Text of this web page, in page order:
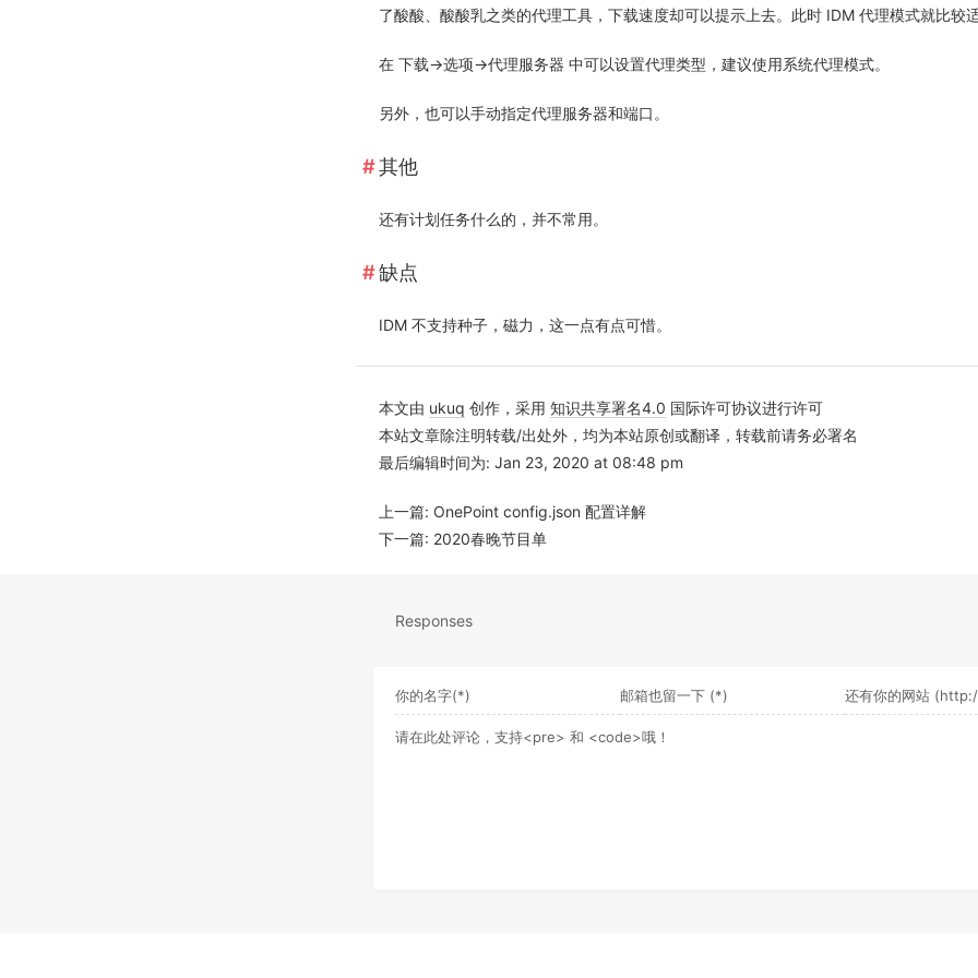
了酸酸、酸酸乳之类的代理工具，下载速度却可以提示上去。此时 IDM 代理模式就比较
在 下载->选项->代理服务器 中可以设置代理类型，建议使用系统代理模式。
另外，也可以手动指定代理服务器和端口。
其他
还有计划任务什么的，并不常用。
缺点
IDM 不支持种子，磁力，这一点有点可惜。
本文由 ukuq 创作，采用 知识共享署名4.0 国际许可协议进行许可
本站文章除注明转载/出处外，均为本站原创或翻译，转载前请务必署名
最后编辑时间为: Jan 23, 2020 at 08:48 pm
上一篇: OnePoint config.json 配置详解
下一篇: 2020春晚节目单
Responses